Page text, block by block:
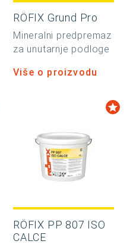
RÖFIX Grund Pro
Mineralni predpremaz
za unutarnje podloge
Više o proizvodu
RÖFIX PP 807 ISO
CALCE